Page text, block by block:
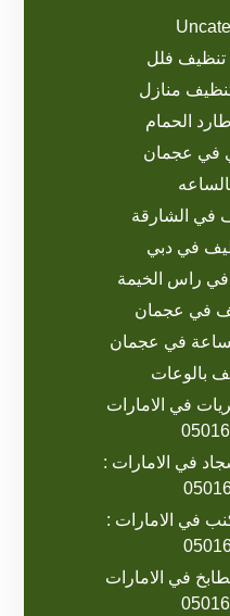
فلل
منازل
الحمام
في عجمان
في الشارقة
في دبي
راس الخيمة
في عجمان
في عجمان
بالوعات
في الامارات
في الامارات :
في الامارات :
في الامارات